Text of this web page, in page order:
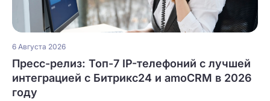
6 Августа 2026
Пресс-релиз: Топ-7 IP-телефоний с лучшей
интеграцией с Битрикс24 и amoCRM в 2026
году